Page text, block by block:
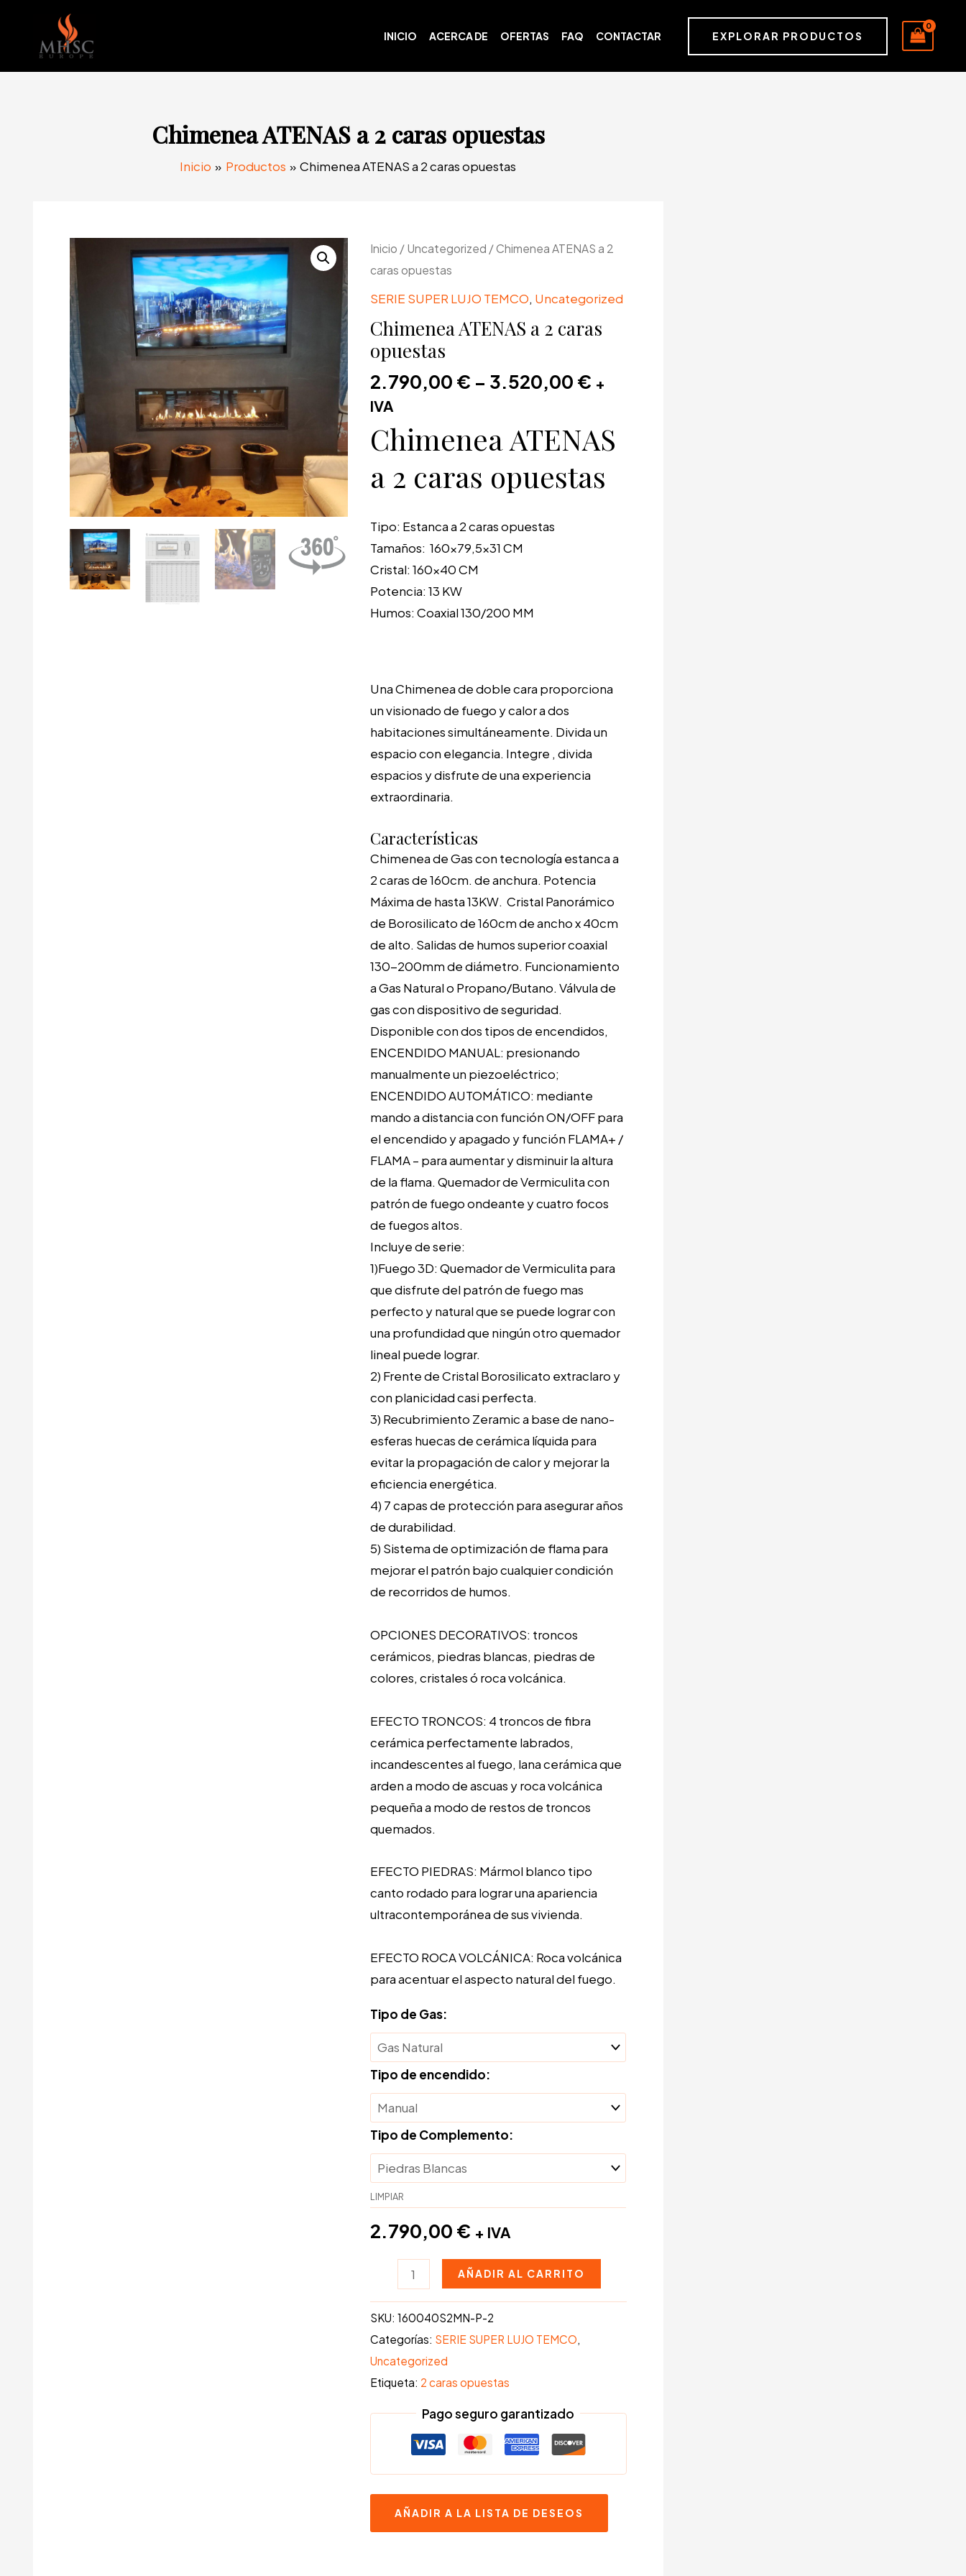
contenido
INICIO ACERCA DE OFERTAS FAQ CONTACTAR EXPLORAR PRODUCTOS
Chimenea ATENAS a 2 caras opuestas
Inicio Productos Chimenea ATENAS a 2 caras opuestas
Inicio / Uncategorized / Chimenea ATENAS a 2
caras opuestas
SERIE SUPER LUJO TEMCO, Uncategorized
Chimenea ATENAS a 2 caras
opuestas
2.790,00 € – 3.520,00 € +
IVA
Chimenea ATENAS
a 2 caras opuestas
Tipo: Estanca a 2 caras opuestas
Tamaños: 160×79,5×31 CM
Cristal:160×40 CM
Potencia:13 KW
Humos:Coaxial 130/200 MM
Una Chimenea de doble cara proporciona
un visionado de fuego y calor a dos
habitaciones simultáneamente. Divida un
espacio con elegancia. Integre , divida
espacios y disfrute de una experiencia
extraordinaria.
Características
Chimenea de Gas con tecnología estanca a
2 caras de 160cm. de anchura. Potencia
Máxima de hasta 13KW. Cristal Panorámico
de Borosilicato de 160cm de ancho x 40cm
de alto. Salidas de humos superior coaxial
130-200mm de diámetro. Funcionamiento
a Gas Natural o Propano/Butano. Válvula de
gas con dispositivo de seguridad.
Disponible con dos tipos de encendidos,
ENCENDIDO MANUAL: presionando
manualmente un piezoeléctrico;
ENCENDIDO AUTOMÁTICO: mediante
mando a distancia con función ON/OFF para
el encendido y apagado y función FLAMA+ /
FLAMA – para aumentar y disminuir la altura
de la flama. Quemador de Vermiculita con
patrón de fuego ondeante y cuatro focos
de fuegos altos.
Incluye de serie:
1)Fuego 3D: Quemador de Vermiculita para
que disfrute del patrón de fuego mas
perfecto y natural que se puede lograr con
una profundidad que ningún otro quemador
lineal puede lograr.
2) Frente de Cristal Borosilicato extraclaro y
con planicidad casi perfecta.
3) Recubrimiento Zeramic a base de nano-
esferas huecas de cerámica líquida para
evitar la propagación de calor y mejorar la
eficiencia energética.
4) 7 capas de protección para asegurar años
de durabilidad.
5) Sistema de optimización de flama para
mejorar el patrón bajo cualquier condición
de recorridos de humos.
OPCIONES DECORATIVOS: troncos
cerámicos, piedras blancas, piedras de
colores, cristales ó roca volcánica.
EFECTO TRONCOS: 4 troncos de fibra
cerámica perfectamente labrados,
incandescentes al fuego, lana cerámica que
arden a modo de ascuas y roca volcánica
pequeña a modo de restos de troncos
quemados.
EFECTO PIEDRAS: Mármol blanco tipo
canto rodado para lograr una apariencia
ultracontemporánea de sus vivienda.
EFECTO ROCA VOLCÁNICA: Roca volcánica
para acentuar el aspecto natural del fuego.
Tipo de Gas:
Tipo de encendido:
Tipo de Complemento:
LIMPIAR
2.790,00 € + IVA
Chimenea
ATENAS
a
2
caras
opuestas
AÑADIR AL CARRITO
SKU:160040S2MN-P-2
Categorías: SERIE SUPER LUJO TEMCO,
Uncategorized
Etiqueta: 2 caras opuestas
Pago seguro garantizado
AÑADIR A LA LISTA DE DESEOS